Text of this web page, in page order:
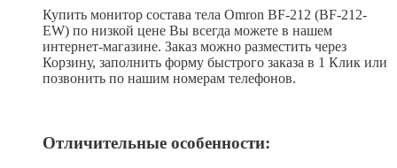
Купить монитор состава тела Omron BF-212 (BF-212-
EW) по низкой цене Вы всегда можете в нашем
интернет-магазине. Заказ можно разместить через
Корзину, заполнить форму быстрого заказа в 1 Клик или
позвонить по нашим номерам телефонов.
Отличительные особенности: